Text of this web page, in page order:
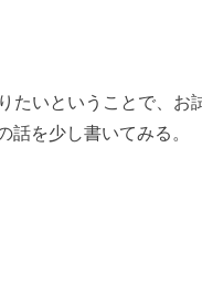
たいということで、お
を少し書いてみる。